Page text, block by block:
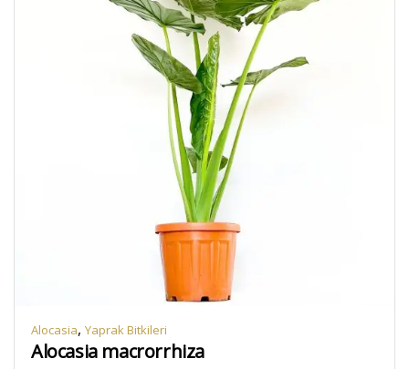
Alocasia, Yaprak Bitkileri
Alocasia macrorrhiza